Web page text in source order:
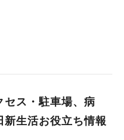
の捨て方は地域によって全
な病院があるかは把握し
情報は調べたいよね。 新
セス・駐車場、病
生活お役立ち情報